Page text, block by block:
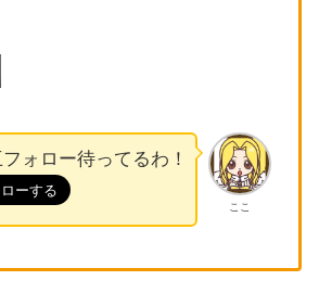
ここ
ォロー待ってるわ！